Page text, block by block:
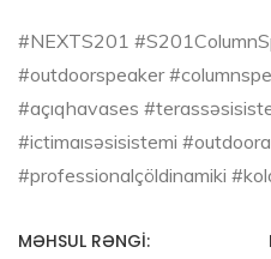
#NEXTS201
#outdoorspeaker
#açıqhavases
#ictimaısəsisistemi
#professionalçöldinamiki
MƏHSUL RƏNGI: